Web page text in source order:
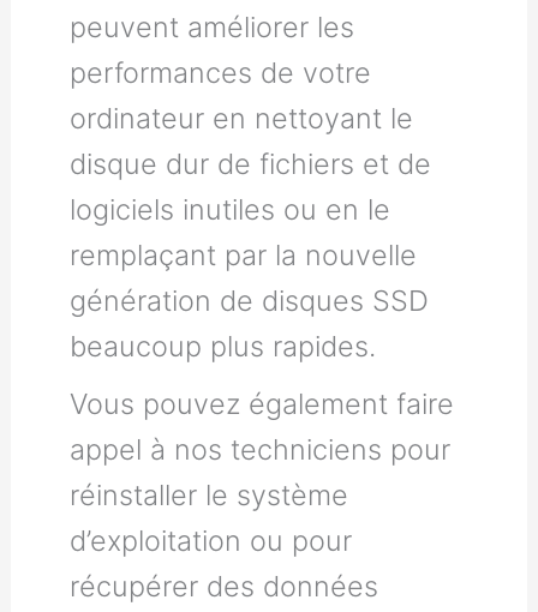
peuvent améliorer les
performances de votre
ordinateur en nettoyant le
disque dur de fichiers et de
logiciels inutiles ou en le
remplaçant par la nouvelle
génération de disques SSD
beaucoup plus rapides.
Vous pouvez également faire
appel à nos techniciens pour
réinstaller le système
d’exploitation ou pour
récupérer des données